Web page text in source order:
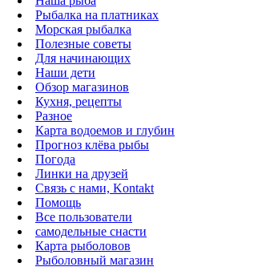
Рыбалка на платниках
Морская рыбалка
Полезные советы
Для начинающих
Наши дети
Обзор магазинов
Кухня, рецепты
Разное
Карта водоемов и глубин
Прогноз клёва рыбы
Погода
Линки на друзей
Связь с нами, Kontakt
Помощь
Все пользователи
самодельные снасти
Карта рыболовов
Рыболовный магазин